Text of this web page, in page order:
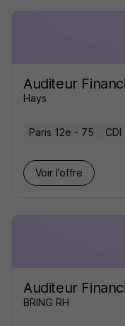
Auditeur
Hays
Paris 12e - 75 CDI
Voir l’offre
Auditeur
BRING RH